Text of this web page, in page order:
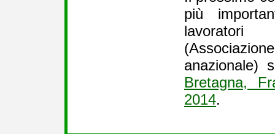
più
lavoratori
anazionale)
Bretagna,
2014.